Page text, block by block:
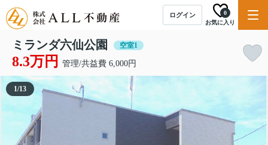
ログイン
お気に入り
0
ミランダ六仙公園 空室1
8.3万円 管理/共益費 6,000円
1/13